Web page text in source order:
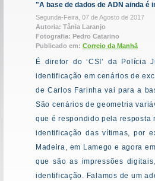
"A base de dados de ADN ainda é
Segunda-Feira, 07 de Agosto de 2017
Autoria: Tânia Laranjo
Fotografia: Pedro Catarino
Publicado em: Correio da Manhã
É diretor do ‘CSI’ da Polícia
identificação em cenários de
de Carlos Farinha vai para a
São cenários de geometria
que é respondido pela resposta
identificação das vítimas, por
Madeira, em Lamego e agora
que são as impressões
identificação. Falamos de um